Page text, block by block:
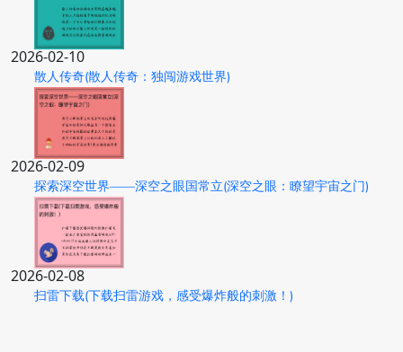
2026-02-10
散人传奇(散人传奇：独闯游戏世界)
2026-02-09
探索深空世界——深空之眼国常立(深空之眼：瞭望宇宙之门)
2026-02-08
扫雷下载(下载扫雷游戏，感受爆炸般的刺激！)